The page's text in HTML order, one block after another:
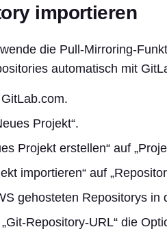
importieren
die Pull-Mirroring-
automatisch mit
Projekt“.
Projekt erstellen“ auf
importieren“ auf
gehosteten Repositorys in
Repository-URL“ die